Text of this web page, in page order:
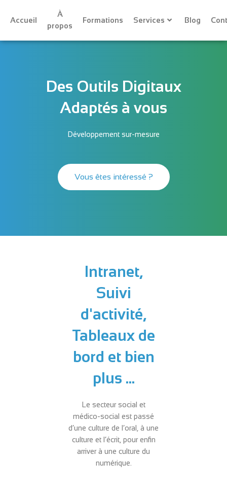
Accueil
À
propos
Formations Services Blog
Des Outils Digitaux
Adaptés à vous
Développement sur-mesure
Vous êtes intéressé ?
Intranet,
Suivi
d'activité,
Tableaux de
bord et bien
plus ...
Le secteur social et
médico-social est passé
d’une culture de l’oral, à une
culture et l’écrit, pour enfin
arriver à une culture du
numérique.